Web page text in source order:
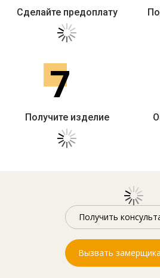
Сделайте предоплату
7
Получите изделие
Получить
Вызвать замерщика